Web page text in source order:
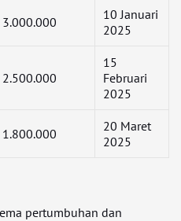
3.000.000
10 Januari
2025
2.500.000
15
Februari
2025
1.800.000
20 Maret
2025
pertumbuhan dan